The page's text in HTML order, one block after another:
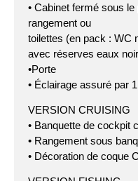
• Cabinet fermé sous
rangement ou
toilettes (en pack : WC
avec réserves eaux
•Porte
• Éclairage assuré par
VERSION CRUISING
• Banquette de cockpit
• Rangement sous
• Décoration de coque